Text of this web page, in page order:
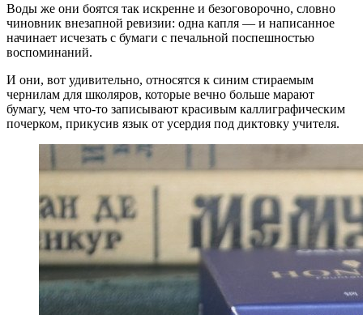
Воды же они боятся так искренне и безоговорочно, словно
чиновник внезапной ревизии: одна капля — и написанное
начинает исчезать с бумаги с печальной поспешностью
воспоминаний.
И они, вот удивительно, относятся к синим стираемым
чернилам для школяров, которые вечно больше марают
бумагу, чем что-то записывают красивым каллиграфическим
почерком, прикусив язык от усердия под диктовку учителя.